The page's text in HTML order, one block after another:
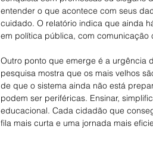
entender o que acontece com seus
cuidado. O relatório indica que ainda
em política pública, com
Outro ponto que emerge é a urgência
pesquisa mostra que os mais velhos
de que o sistema ainda não está
podem ser periféricas. Ensinar,
educacional. Cada cidadão que
fila mais curta e uma jornada mais